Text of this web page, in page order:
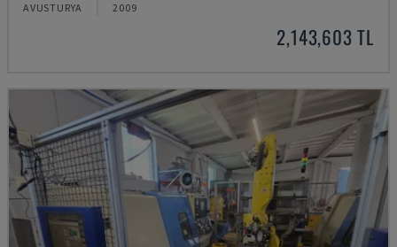
AVUSTURYA 2009
2,143,603 TL